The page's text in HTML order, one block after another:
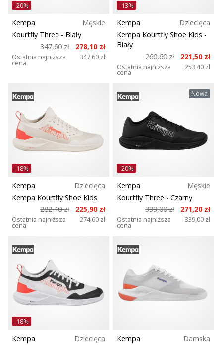
-20%
Kempa
Męskie
Kourtfly Three - Biały
347,60 zł
278,10 zł
Ostatnia najniższa
cena
347,60 zł
-13%
Kempa
Dziecięca
Kempa Kourtfly Shoe Kids -
Biały
260,60 zł
221,50 zł
Ostatnia najniższa
cena
253,40 zł
-18%
Kempa
Dziecięca
Kempa Kourtfly Shoe Kids
282,40 zł
225,90 zł
Ostatnia najniższa
cena
274,60 zł
Nowa
-20%
Kempa
Męskie
Kourtfly Three - Czarny
339,00 zł
271,20 zł
Ostatnia najniższa
cena
339,00 zł
-18%
Kempa
Dziecięca
Kempa
Damska